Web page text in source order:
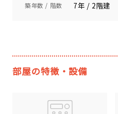
築年数 / 階数 7年 / 2階建
部屋の特徴・設備